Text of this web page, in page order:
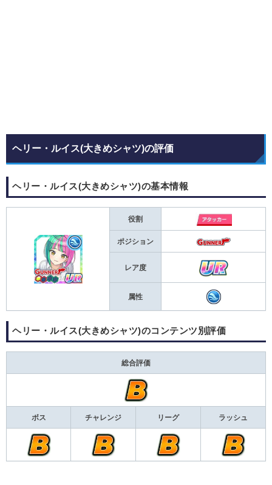
ヘリー・ルイス(大きめシャツ)の評価
ヘリー・ルイス(大きめシャツ)の基本情報
役割
ポジション
レア度
属性
ヘリー・ルイス(大きめシャツ)のコンテンツ別評価
総合評価
ボス チャレンジ リーグ ラッシュ